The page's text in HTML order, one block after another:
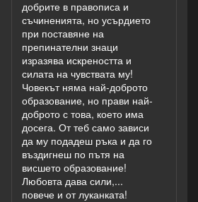
добрите в правописа и
съчиненията, но усърдието
при поставяне на
препинателни знаци
изразява искреността и
силата на чувствата му!
Човекът няма най-доброто
образование, но прави най-
доброто с това, което има
досега. От теб само зависи
да му подадеш ръка и да го
въздигнеш по пътя на
висшето образование!
Любовта дава сили,...
повече и от луканката!